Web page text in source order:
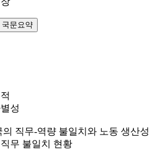
국문요약
성
직무-역량 불일치와 노동 생산성
무 불일치 현황